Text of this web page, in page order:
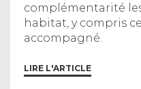
complémentarité
habitat, y compris
accompagné.
LIRE L'ARTICLE